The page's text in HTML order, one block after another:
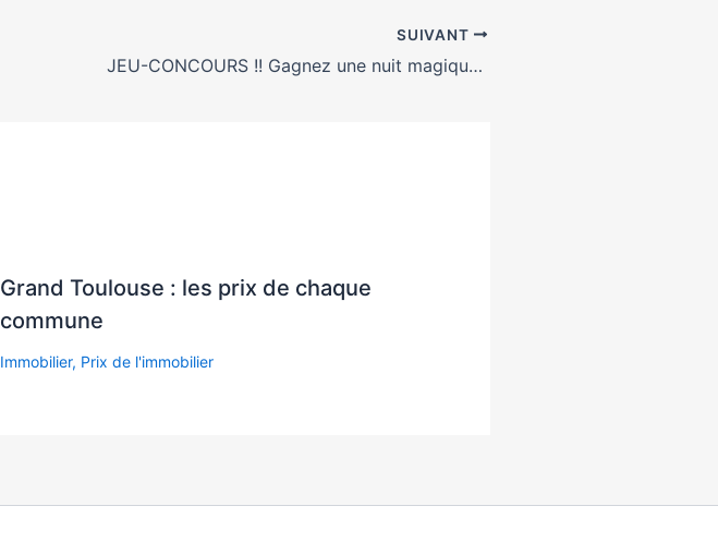
SUIVANT
JEU-CONCOURS !! Gagnez une nuit magique dans les arbres !
Grand Toulouse : les prix de chaque
commune
Immobilier, Prix de l'immobilier